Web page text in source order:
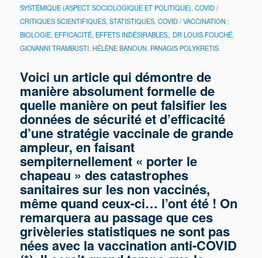
SYSTÉMIQUE (ASPECT SOCIOLOGIQUE ET POLITIQUE), COVID /
CRITIQUES SCIENTIFIQUES, STATISTIQUES, COVID / VACCINATION :
BIOLOGIE, EFFICACITÉ, EFFETS INDÉSIRABLES,, DR LOUIS FOUCHÉ,
GIOVANNI TRAMBUSTI, HÉLÈNE BANOUN, PANAGIS POLYKRETIS
Voici un article qui démontre de
manière absolument formelle de
quelle manière on peut falsifier les
données de sécurité et d’efficacité
d’une stratégie vaccinale de grande
ampleur, en faisant
sempiternellement « porter le
chapeau » des catastrophes
sanitaires sur les non vaccinés,
même quand ceux-ci… l’ont été ! On
remarquera au passage que ces
grivèleries statistiques ne sont pas
nées avec la vaccination anti-COVID